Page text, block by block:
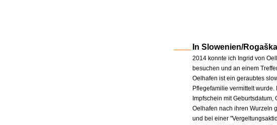
In Slowenien/
2014 konnte ich Ingrid von
besuchen und an einem
Oelhafen ist ein geraubtes
Pflegefamilie vermittelt
Impfschein mit
Oelhafen nach ihren Wurzeln
und bei einer